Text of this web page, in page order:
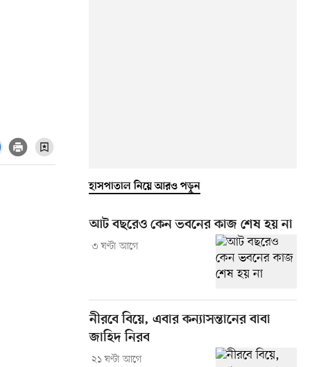
হাসপাতাল নিয়ে আরও পড়ুন
আট বছরেও কেন ভবনের কাজ শেষ হয় না
৩ ঘণ্টা আগে
নীরবে বিয়ে, এবার কন্যাসন্তানের বাবা
জাহিদ নিরব
২১ ঘণ্টা আগে